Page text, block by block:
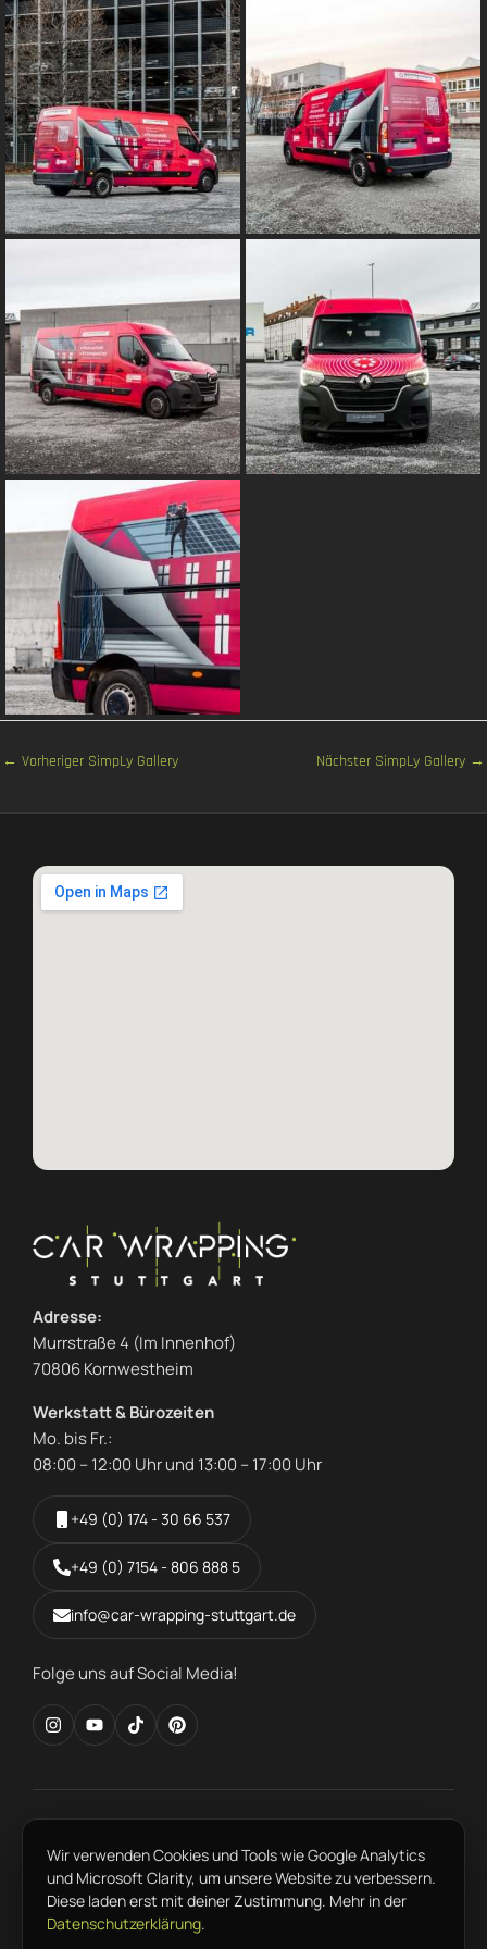
← Vorheriger SimpLy Gallery Nächster SimpLy Gallery →
Adresse:
Murrstraße 4 (Im Innenhof)
70806 Kornwestheim
Werkstatt & Bürozeiten
Mo. bis Fr.:
08:00 – 12:00 Uhr und 13:00 – 17:00 Uhr
+49 (0) 174 - 30 66 537
+49 (0) 7154 - 806 888 5
info@car-wrapping-stuttgart.de
Folge uns auf Social Media!
FAHRZEUGFOLIERUNG IN DER REGION
LudwigsburgEsslingenWaiblingenFellbachSindelfingen
BöblingenHeilbronnReutlingenTübingenPforzheim
KontaktJobsFragen und Antworten
Wir verwenden Cookies und Tools wie Google Analytics
und Microsoft Clarity, um unsere Website zu verbessern.
Diese laden erst mit deiner Zustimmung. Mehr in der
Datenschutzerklärung.